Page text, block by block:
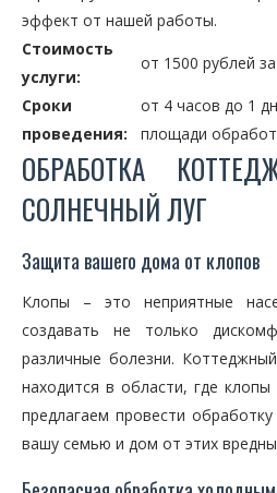
эффект от нашей работы.
Стоимость
услуги:
от 1500 рублей
Сроки
проведения:
от 4 часов до 1
площади
ОБРАБОТКА
СОЛНЕЧНЫЙ ЛУГ
Защита вашего дома от клопов
Клопы – это неприятные
создавать не только
различные болезни.
находится в области, где
предлагаем провести
вашу семью и дом от этих